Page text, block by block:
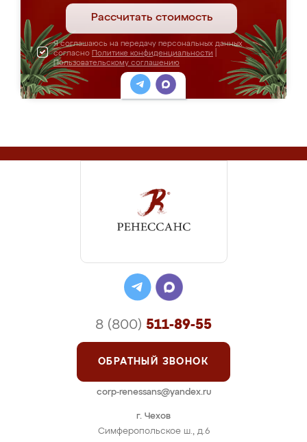
Рассчитать стоимость
Я соглашаюсь на передачу персональных данных
согласно Политике конфиденциальности
Пользовательскому соглашению
г. Чехов
Симферопольское ш., д.6
8 (800) 511-89-55
ОБРАТНЫЙ ЗВОНОК
corp-renessans@yandex.ru